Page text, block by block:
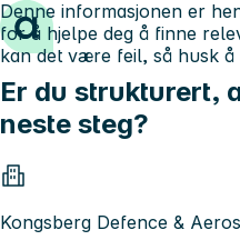
Hopp til innhold
Er du strukturert,
neste steg?
Kongsberg Defence &
Denne informasjonen er
for å hjelpe deg å finne
kan det være feil, så husk å